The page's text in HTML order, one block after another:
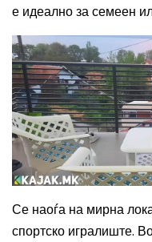
е идеално за семеен
Се наоѓа на мирна
спортско игралиште.